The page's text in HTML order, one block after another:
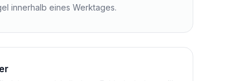
innerhalb eines Werktages.